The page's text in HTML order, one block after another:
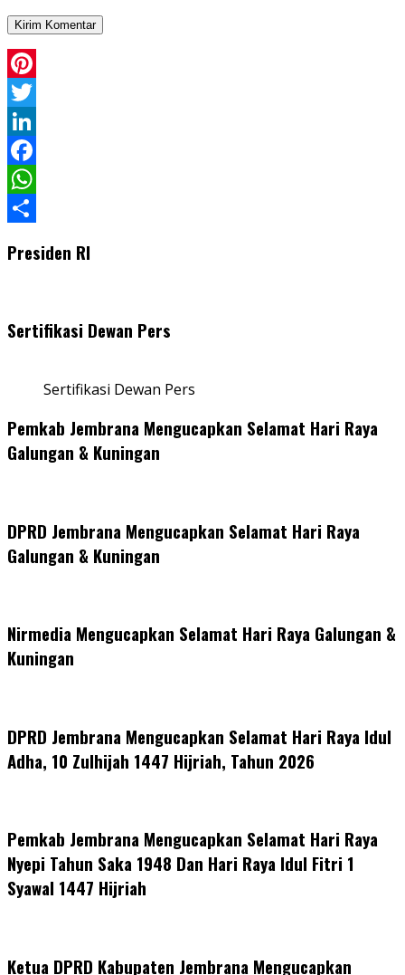
Pinterest
Twitter
LinkedIn
Facebook
WhatsApp
Presiden RI
Sertifikasi Dewan Pers
Sertifikasi Dewan Pers
Pemkab Jembrana Mengucapkan Selamat Hari Raya
Galungan & Kuningan
DPRD Jembrana Mengucapkan Selamat Hari Raya
Galungan & Kuningan
Nirmedia Mengucapkan Selamat Hari Raya Galungan &
Kuningan
DPRD Jembrana Mengucapkan Selamat Hari Raya Idul
Adha, 10 Zulhijah 1447 Hijriah, Tahun 2026
Pemkab Jembrana Mengucapkan Selamat Hari Raya
Nyepi Tahun Saka 1948 Dan Hari Raya Idul Fitri 1
Syawal 1447 Hijriah
Ketua DPRD Kabupaten Jembrana Mengucapkan